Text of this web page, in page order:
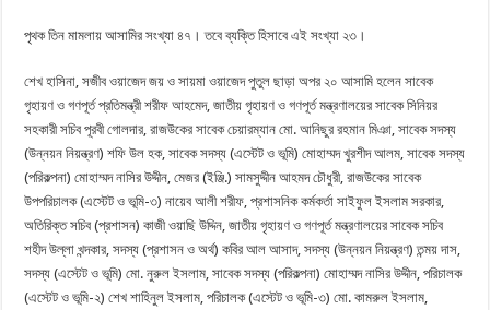
পৃথক তিন মামলায় আসামির সংখ্যা ৪৭। তবে ব্যক্তি হিসাবে এই সংখ্যা ২৩।
শেখ হাসিনা, সজীব ওয়াজেদ জয় ও সায়মা ওয়াজেদ পুতুল ছাড়া অপর ২০ আসামি হলেন সাবেক
গৃহায়ণ ও গণপূর্ত প্রতিমন্ত্রী শরীফ আহমেদ, জাতীয় গৃহায়ণ ও গণপূর্ত মন্ত্রণালয়ের সাবেক সিনিয়র
সহকারী সচিব পূরবী গোলদার, রাজউকের সাবেক চেয়ারম্যান মো. আনিছুর রহমান মিঞা, সাবেক সদস্য
(উন্নয়ন নিয়ন্ত্রণ) শফি উল হক, সাবেক সদস্য (এস্টেট ও ভূমি) মোহাম্মদ খুরশীদ আলম, সাবেক সদস্য
(পরিকল্পনা) মোহাম্মদ নাসির উদ্দীন, মেজর (ইঞ্জি.) সামসুদ্দীন আহমদ চৌধুরী, রাজউকের সাবেক
উপপরিচালক (এস্টেট ও ভূমি-৩) নায়েব আলী শরীফ, প্রশাসনিক কর্মকর্তা সাইফুল ইসলাম সরকার,
অতিরিক্ত সচিব (প্রশাসন) কাজী ওয়াছি উদ্দিন, জাতীয় গৃহায়ণ ও গণপূর্ত মন্ত্রণালয়ের সাবেক সচিব
শহীদ উল্লা খন্দকার, সদস্য (প্রশাসন ও অর্থ) কবির আল আসাদ, সদস্য (উন্নয়ন নিয়ন্ত্রণ) তন্ময় দাস,
সদস্য (এস্টেট ও ভূমি) মো. নুরুল ইসলাম, সাবেক সদস্য (পরিকল্পনা) মোহাম্মদ নাসির উদ্দীন, পরিচালক
(এস্টেট ও ভূমি-২) শেখ শাহিনুল ইসলাম, পরিচালক (এস্টেট ও ভূমি-৩) মো. কামরুল ইসলাম,